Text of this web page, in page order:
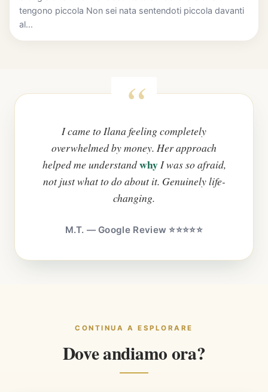
tengono piccola Non sei nata sentendoti piccola davanti
al...
I came to Ilana feeling completely
overwhelmed by money. Her approach
helped me understandwhyI was so afraid,
not just what to do about it. Genuinely life-
changing.
M.T. — Google Review ⭐⭐⭐⭐⭐
CONTINUA A ESPLORARE
Dove andiamo ora?